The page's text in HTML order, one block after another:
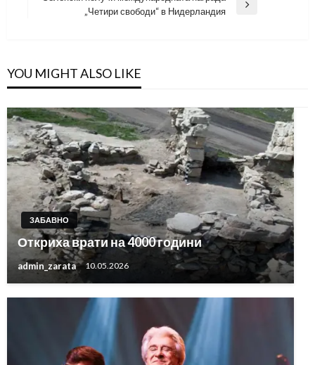
„Четири свободи“ в Нидерландия
YOU MIGHT ALSO LIKE
ЗАБАВНО
Откриха врати на 4000 години
admin_zarata 10.05.2026